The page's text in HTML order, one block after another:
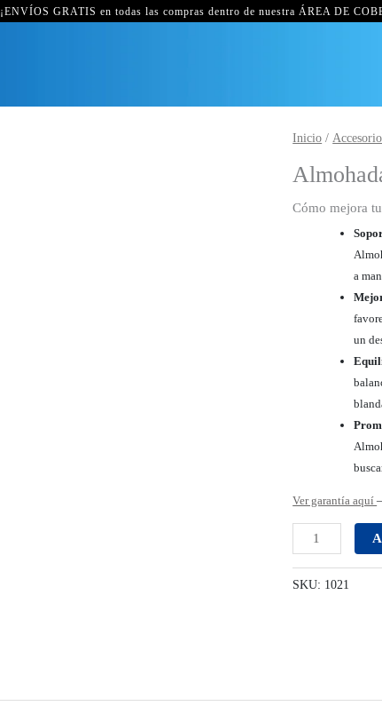
¡ENVÍOS GRATIS en todas las compras dentro de nuestra ÁREA DE
Inicio /
Cómo mejora
a
un
Ver garantía aquí
Almohada
Pro
cantidad
SKU: 1021